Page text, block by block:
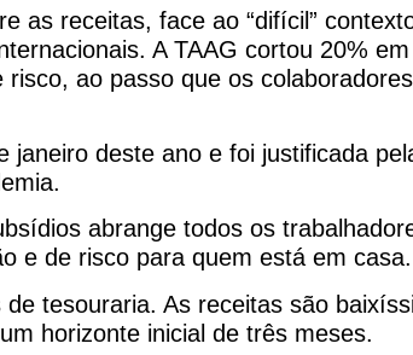
as receitas, face ao “difícil”
A TAAG cortou 20%
ao passo que os
deste ano e foi justificada
abrange todos os
e de risco para quem está em casa.
tesouraria. As receitas são
horizonte inicial de três meses.